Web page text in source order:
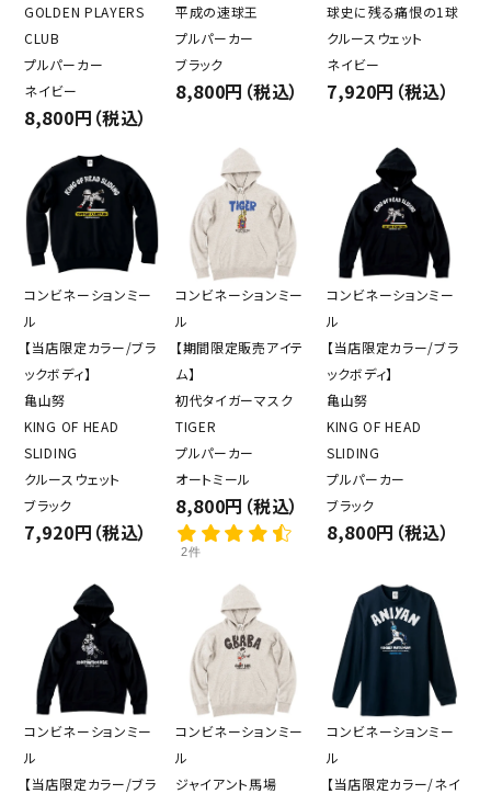
GOLDEN PLAYERS
CLUB
プルパーカー
ネイビー
8,800円（税込）
平成の速球王
プルパーカー
ブラック
8,800円（税込）
球史に残る痛恨の1球
クルースウェット
ネイビー
7,920円（税込）
コンビネーションミー
ル
【当店限定カラー/ブラ
ックボディ】
亀山努
KING OF HEAD
SLIDING
クルースウェット
ブラック
7,920円（税込）
コンビネーションミー
ル
【期間限定販売アイテ
ム】
初代タイガーマスク
TIGER
プルパーカー
オートミール
8,800円（税込）
2件
コンビネーションミー
ル
【当店限定カラー/ブラ
ックボディ】
亀山努
KING OF HEAD
SLIDING
プルパーカー
ブラック
8,800円（税込）
コンビネーションミー
ル
【当店限定カラー/ブラ
コンビネーションミー
ル
ジャイアント馬場
コンビネーションミー
ル
【当店限定カラー/ネイ